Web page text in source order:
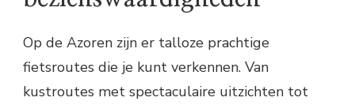
Op de Azoren zijn er talloze prachtige
fietsroutes die je kunt verkennen. Van
kustroutes met spectaculaire uitzichten tot